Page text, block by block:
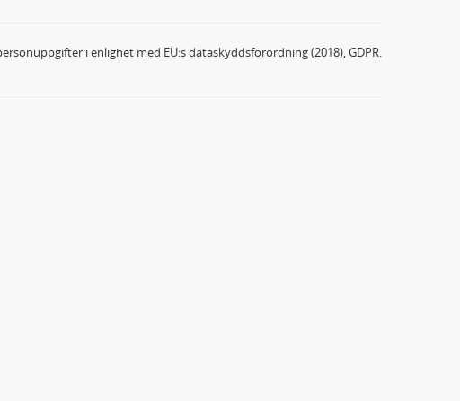
i enlighet med EU:s dataskyddsförordning (2018), GDPR.